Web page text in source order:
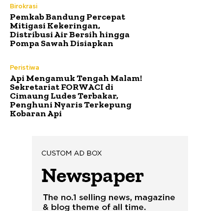
Birokrasi
Pemkab Bandung Percepat
Mitigasi Kekeringan,
Distribusi Air Bersih hingga
Pompa Sawah Disiapkan
Peristiwa
Api Mengamuk Tengah Malam!
Sekretariat FORWACI di
Cimaung Ludes Terbakar,
Penghuni Nyaris Terkepung
Kobaran Api